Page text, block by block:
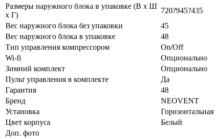
Размеры наружного блока в упаковке (В х Ш
х Г)
720?945?435
Вес наружного блока без упаковки
45
Вес наружного блока в упаковке
48
Тип управления компрессором
On/Off
Wi-fi
Опционально
Зимний комплект
Опционально
Пульт управления в комплекте
Да
Гарантия
48
Бренд
NEOVENT
Установка
Горизонтальная
Цвет корпуса
Белый
Доп. фото